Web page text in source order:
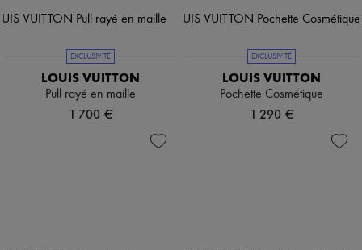
EXCLUSIVITÉ
LOUIS VUITTON
Pull rayé en maille
1 700 €
EXCLUSIVITÉ
LOUIS VUITTON
Pochette Cosmétique
1 290 €